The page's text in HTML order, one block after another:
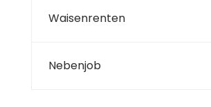
Waisenrenten
Nebenjob